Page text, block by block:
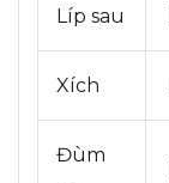
Líp sau
Xích
Đùm